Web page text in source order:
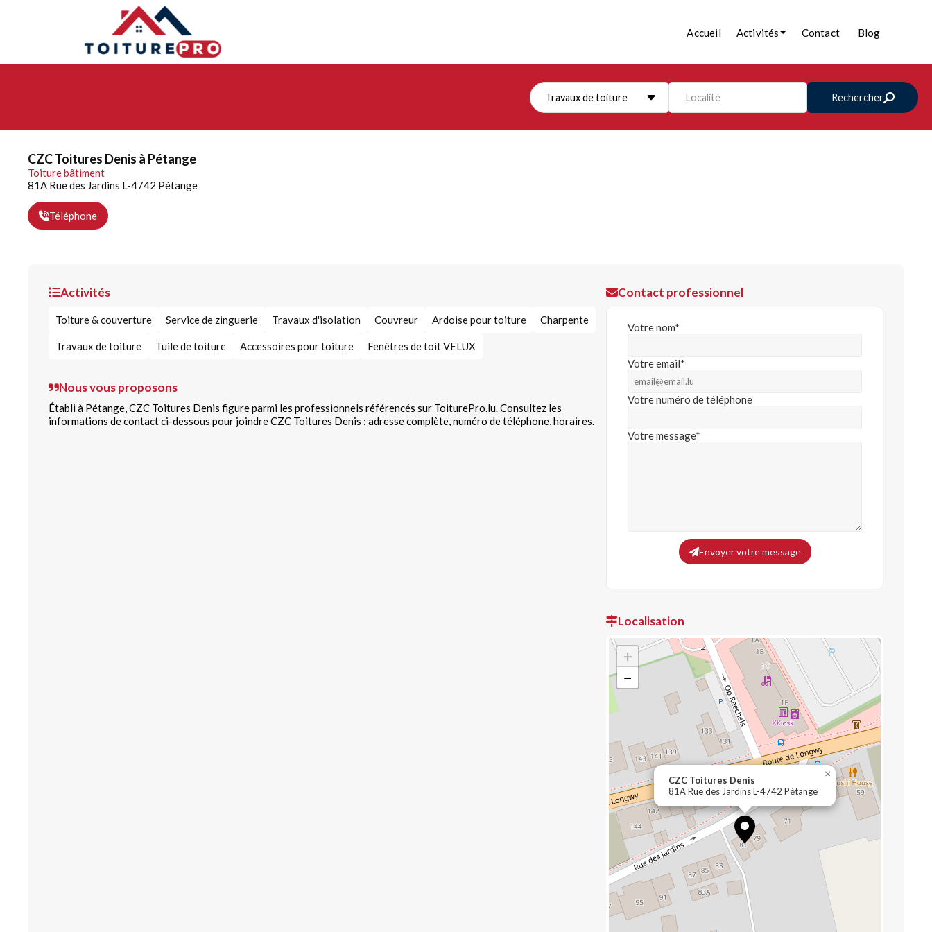
Accueil Activités Contact Blog
Travaux de toiture Localité Rechercher
CZC Toitures Denis à Pétange
Toiture bâtiment
81A Rue des Jardins L-4742 Pétange
Téléphone
Activités
Toiture & couverture Service de zinguerie Travaux d'isolation Couvreur Ardoise pour toiture Charpente
Travaux de toiture Tuile de toiture Accessoires pour toiture Fenêtres de toit VELUX
Nous vous proposons
Établi à Pétange, CZC Toitures Denis figure parmi les professionnels référencés sur ToiturePro.lu. Consultez les
informations de contact ci-dessous pour joindre CZC Toitures Denis : adresse complète, numéro de téléphone, horaires.
Contact professionnel
Votre nom*
Votre email*
Votre numéro de téléphone
Votre message*
Envoyer votre message
Localisation
CZC Toitures Denis
81A Rue des Jardins L-4742 Pétange
×
+
−